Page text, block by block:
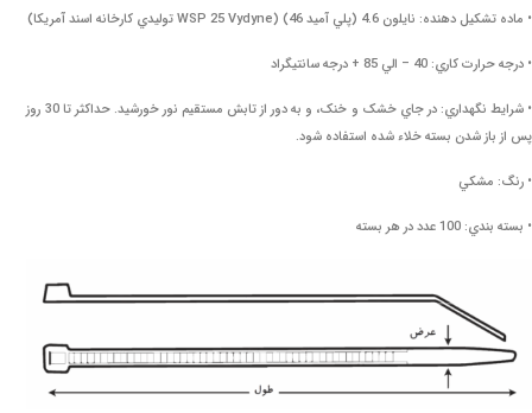
• ماده تشکيل دهنده: نايلون 4.6 (پلي آميد 46) (WSP 25 Vydyne توليدي کارخانه اسند آمريکا)
• درجه حرارت کاري: 40 – الي 85 + درجه سانتيگراد
• شرايط نگهداري: در جاي خشک و خنک، و به دور از تابش مستقيم نور خورشيد. حداکثر تا 30 روز
پس از باز شدن بسته خلاء شده استفاده شود.
• رنگ: مشکي
• بسته بندي: 100 عدد در هر بسته